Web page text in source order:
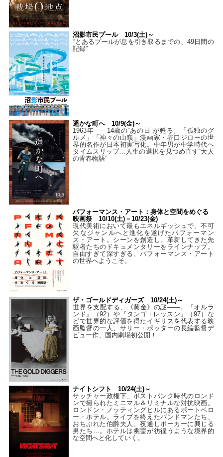
沼影市民プール 10/3(土)～
“とあるプールが息を引き取るまでの、49日間の
記録”
遥かな町へ 10/9(金)～
1963年――14歳の“あの日”が甦る。「孤独のグ
ルメ」「神々の山嶺」漫画家・谷口ジローの世
界的名作が日本初実写化。中年男が中学時代へ
タイムスリップ…人生の選択を見つめ直す“大人
の青春物語”
パフォーマンス・アート：身体と空間をめぐる
映画祭 10/10(土)－10/23(金)
現代美術において最もエネルギッシュで、不可
欠なジャンルへと進化を遂げたパフォーマン
ス・アート。シーンを創造し、革新してきた先
駆者たちのドキュメンタリーをラインナップ。
自由すぎて深すぎる、パフォーマンス・アート
の世界へようこそ。
ザ・ゴールドディガーズ 10/24(土)～
世界を支配する、《黄金》の謎――。『オルラ
ンド』（92）や『タンゴ・レッスン』（97）な
どで世界的な評価を得たイギリスを代表する映
画監督の一人、サリー・ポッターの長編監督デ
ビュー作、国内劇場初公開！
ナイトシフト 10/24(土)～
サッチャー政権下、ポストパンク時代のロンド
ンで撮られたミニマル＆リミナルな対抗映画。
ロンドン・ノッティングヒルにあるポートベロ
ー・ホテル。ライブを終えたバンドマンたち、
おちぶれた伯爵夫人、夜通しポーカーに興じる
男たち…。ホテルは幽霊が彷徨うような境界的
な空間へと化していく。